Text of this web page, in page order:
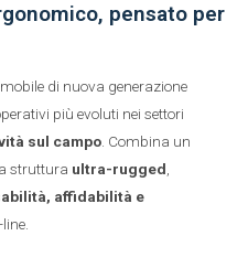
pensato per
di nuova generazione
più evoluti nei settori
sul campo. Combina un
struttura ultra-rugged,
affidabilità e